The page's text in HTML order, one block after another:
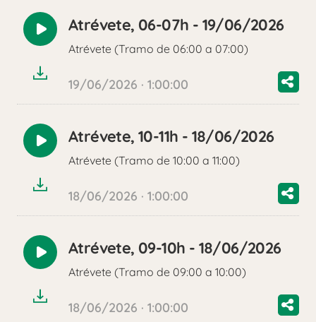
Reproducir
audio
Atrévete, 06-07h - 19/06/2026
Atrévete (Tramo de 06:00 a 07:00)
19/06/2026 · 1:00:00
Reproducir
audio
Atrévete, 10-11h - 18/06/2026
Atrévete (Tramo de 10:00 a 11:00)
18/06/2026 · 1:00:00
Reproducir
audio
Atrévete, 09-10h - 18/06/2026
Atrévete (Tramo de 09:00 a 10:00)
18/06/2026 · 1:00:00